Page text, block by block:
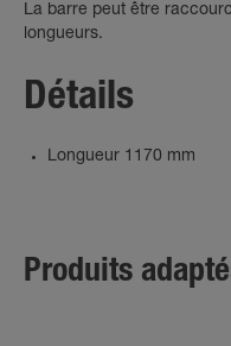
La barre peut être
longueurs.
Détails
Longueur 1170 mm
Produits